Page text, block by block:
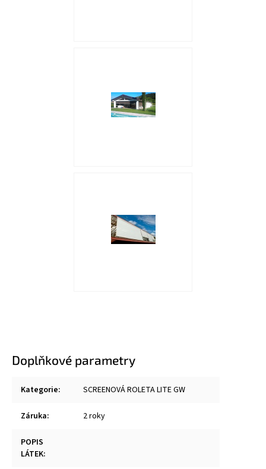
Doplňkové parametry
Kategorie: SCREENOVÁ ROLETA LITE GW
Záruka: 2 roky
POPIS
LÁTEK: